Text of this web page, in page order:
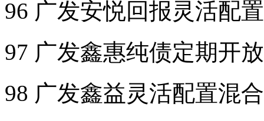
96 广发安悦回报灵活配
97 广发鑫惠纯债定期开
98 广发鑫益灵活配置混